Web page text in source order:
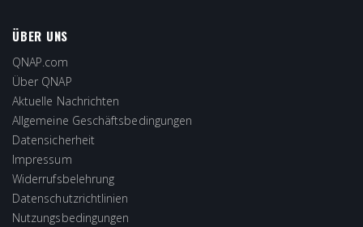
ÜBER UNS
QNAP.com
Über QNAP
Aktuelle Nachrichten
Allgemeine Geschäftsbedingungen
Datensicherheit
Impressum
Widerrufsbelehrung
Datenschutzrichtlinien
Nutzungsbedingungen